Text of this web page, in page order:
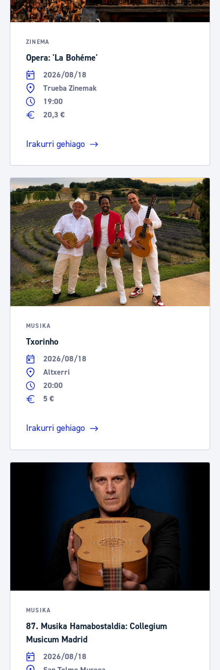
ZINEMA
Opera: 'La Bohéme'
2026/08/18
Trueba Zinemak
19:00
20,3 €
Irakurri gehiago
MUSIKA
Txorinho
2026/08/18
Altxerri
20:00
5 €
Irakurri gehiago
MUSIKA
87. Musika Hamabostaldia: Collegium
Musicum Madrid
2026/08/18